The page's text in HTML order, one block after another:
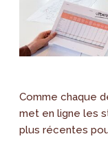
Comme chaque
met en ligne les
plus récentes